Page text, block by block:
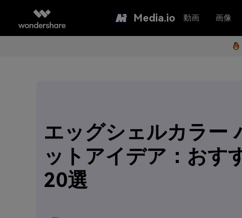
Media.io 動画 画像
エッグシェルカラー
ットアイデア：おす
20選